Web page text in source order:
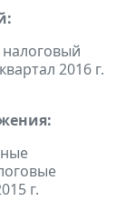
налоговый
2016 г.
г.